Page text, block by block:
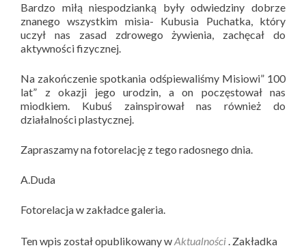
Bardzo miłą niespodzianką były odwiedziny dobrze
znanego wszystkim misia- Kubusia Puchatka, który
uczył nas zasad zdrowego żywienia, zachęcał do
aktywności fizycznej.
Na zakończenie spotkania odśpiewaliśmy Misiowi” 100
lat” z okazji jego urodzin, a on poczęstował nas
miodkiem. Kubuś zainspirował nas również do
działalności plastycznej.
Zapraszamy na fotorelację z tego radosnego dnia.
A.Duda
Fotorelacja w zakładce galeria.
Ten wpis został opublikowany wAktualności . Zakładka